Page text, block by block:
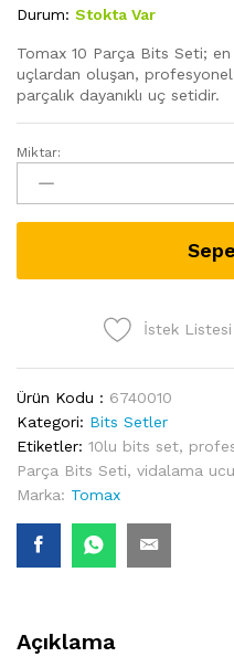
Durum: Stokta Var
Tomax 10 Parça Bits Seti; en
uçlardan oluşan,
parçalık dayanıklı uç setidir.
Tomax
Parça
Bits
quantity
Miktar:
İstek Listesi
Ürün Kodu : 6740010
Kategori: Bits Setler
Etiketler: 10lu bits set,
Parça Bits Seti, vidalama
Marka: Tomax
Açıklama